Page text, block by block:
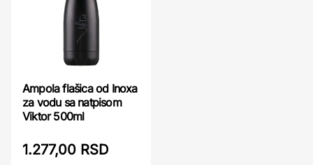
Ampola flašica od Inoxa
za vodu sa natpisom
Viktor 500ml
1.277,00 RSD